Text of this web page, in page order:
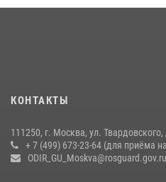
чемпионат по самбо (виео)
Центр профессиональной подготовки
КОНТАКТЫ
111250, г. Москва, ул. Твардовского,
+ 7 (499) 673-23-64 (для приёма
ODIR_GU_Moskva@rosguard.gov.ru